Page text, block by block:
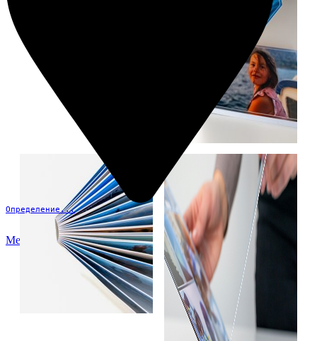
Определение...
Меню